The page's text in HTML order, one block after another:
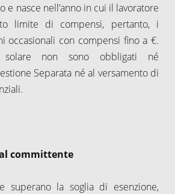
e nasce nell’anno in cui il lavoratore
limite di compensi, pertanto, i
occasionali con compensi fino a €.
solare non sono obbligati né
Separata né al versamento di
committente
superano la soglia di esenzione,